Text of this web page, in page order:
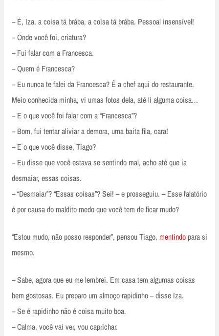
– É, Iza, a coisa tá brába, a coisa tá brába. Pessoal insensível!
– Onde você foi, criatura?
– Fui falar com a Francesca.
– Quem é Francesca?
– Eu nunca te falei da Francesca? É a chef aqui do restaurante.
Meio conhecida minha, vi umas fotos dela, até li alguma coisa…
– E o que você foi falar com a “Francesca”?
– Bom, fui tentar aliviar a demora, uma baita fila, cara!
– E o que você disse, Tiago?
– Eu disse que você estava se sentindo mal, acho até que ia
desmaiar, essas coisas.
– “Desmaiar”? “Essas coisas”? Sei! – e prosseguiu. – Esse falatório
é por causa do maldito medo que você tem de ficar mudo?
“Estou mudo, não posso responder”, pensou Tiago, mentindo para si
mesmo.
– Sabe, agora que eu me lembrei. Em casa tem algumas coisas
bem gostosas. Eu preparo um almoço rapidinho – disse Iza.
– Se é rapidinho não é coisa muito boa.
– Calma, você vai ver, vou caprichar.